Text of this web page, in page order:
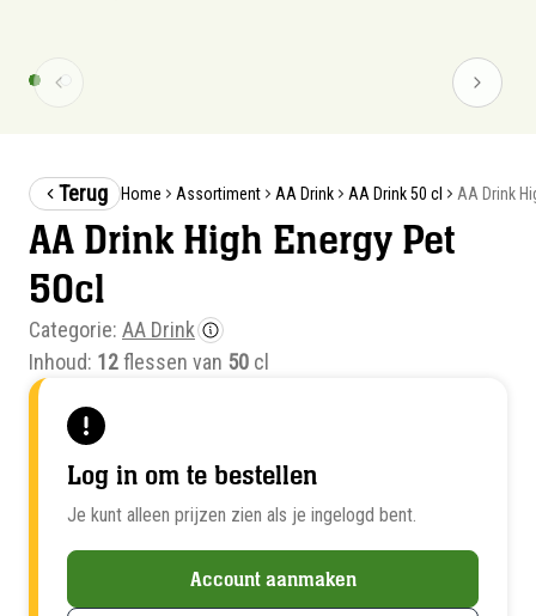
Terug Home Assortiment AA Drink AA Drink 50 cl AA Drink
AA Drink High Energy Pet
50cl
Categorie: AA Drink
Inhoud: 12flessen van 50 cl
Log in om te bestellen
Je kunt alleen prijzen zien als je ingelogd bent.
Account aanmaken